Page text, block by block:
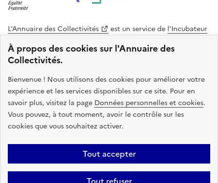
À propos des cookies sur l'Annuaire des
Collectivités.
Bienvenue ! Nous utilisons des cookies pour améliorer votre
expérience et les services disponibles sur ce site. Pour en
savoir plus, visitez la page Données personnelles et cookies.
Vous pouvez, à tout moment, avoir le contrôle sur les
cookies que vous souhaitez activer.
Tout accepter
L'Annuaire des Collectivités est un service de l'Incubateur
des Territoires
Cohésion des Territoires
. Le code source de ce site web
est disponible en licence libre. Le design de ce site est conçu
avec le système de design de l’État.
legifrance.gouv.fr
info.gouv.fr
service-public.gouv.fr
data.gouv.fr
Plan du site Accessibilite : non conforme
Mentions légales
Politique de confidentialité
Gestion des cookies FAQ
Kit de